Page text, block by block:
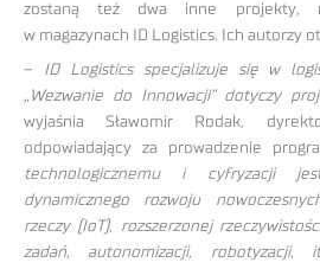
zostaną też dwa inne projekty,
w magazynach ID Logistics. Ich autorzy
– ID Logistics specjalizuje się w
„Wezwanie do Innowacji” dotyczy
wyjaśnia Sławomir Rodak,
odpowiadający za prowadzenie
technologicznemu i cyfryzacji
dynamicznego rozwoju
rzeczy (IoT), rozszerzonej
zadań, autonomizacji,